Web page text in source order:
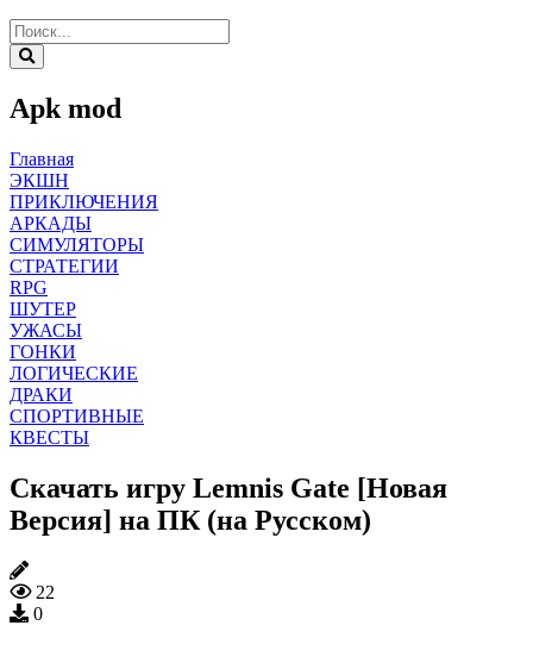
Apk mod
Главная
ЭКШН
ПРИКЛЮЧЕНИЯ
АРКАДЫ
СИМУЛЯТОРЫ
СТРАТЕГИИ
RPG
ШУТЕР
УЖАСЫ
ГОНКИ
ЛОГИЧЕСКИЕ
ДРАКИ
СПОРТИВНЫЕ
КВЕСТЫ
Скачать игру Lemnis Gate [Новая
Версия] на ПК (на Русском)
22
0